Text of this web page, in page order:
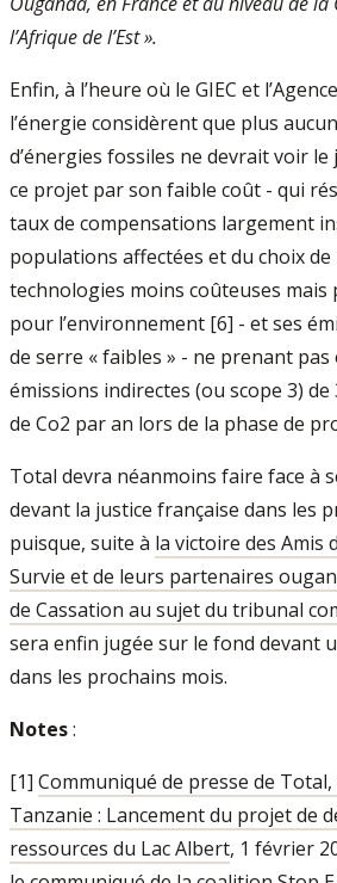
l’Afrique de l’Est ».
Enfin, à l’heure où le GIEC et
l’énergie considèrent que plus
d’énergies fossiles ne devrait voir
ce projet par son faible coût - qui
taux de compensations largement
populations affectées et du choix
technologies moins coûteuses mais
pour l’environnement [6] - et ses
de serre « faibles » - ne prenant pas
émissions indirectes (ou scope 3)
de Co2 par an lors de la phase de
Total devra néanmoins faire face à
devant la justice française dans les
puisque, suite à la victoire des Amis
Survie et de leurs partenaires
de Cassation au sujet du tribunal
sera enfin jugée sur le fond devant
dans les prochains mois.
Notes:
[1] Communiqué de presse de
Tanzanie : Lancement du projet de
ressources du Lac Albert, 1 février